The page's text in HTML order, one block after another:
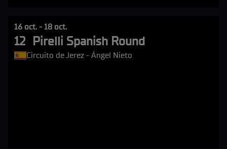
16 oct. - 18 oct.
12 Pirelli Spanish Round
Circuito de Jerez - Ángel Nieto